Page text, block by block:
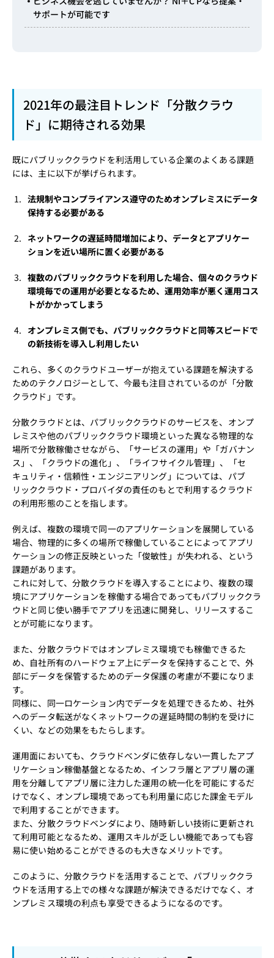
サポートが可能です
2021年の最注目トレンド「分散クラウ
ド」に期待される効果
既にパブリッククラウドを利活用している企業のよくある課題
には、主に以下が挙げられます。
法規制やコンプライアンス遵守のためオンプレミスにデータ
保持する必要がある
ネットワークの遅延時間増加により、データとアプリケー
ションを近い場所に置く必要がある
複数のパブリッククラウドを利用した場合、個々のクラウド
環境毎での運用が必要となるため、運用効率が悪く運用コス
トがかかってしまう
オンプレミス側でも、パブリッククラウドと同等スピードで
の新技術を導入し利用したい
これら、多くのクラウドユーザーが抱えている課題を解決する
ためのテクノロジーとして、今最も注目されているのが「分散
クラウド」です。
分散クラウドとは、パブリッククラウドのサービスを、オンプ
レミスや他のパブリッククラウド環境といった異なる物理的な
場所で分散稼働させながら、「サービスの運用」や「ガバナン
ス」、「クラウドの進化」、「ライフサイクル管理」、「セ
キュリティ・信頼性・エンジニアリング」については、パブ
リッククラウド・プロバイダの責任のもとで利用するクラウド
の利用形態のことを指します。
例えば、複数の環境で同一のアプリケーションを展開している
場合、物理的に多くの場所で稼働していることによってアプリ
ケーションの修正反映といった「俊敏性」が失われる、という
課題があります。
これに対して、分散クラウドを導入することにより、複数の環
境にアプリケーションを稼働する場合であってもパブリッククラ
ウドと同じ使い勝手でアプリを迅速に開発し、リリースするこ
とが可能になります。
また、分散クラウドではオンプレミス環境でも稼働できるた
め、自社所有のハードウェア上にデータを保持することで、外
部にデータを保管するためのデータ保護の考慮が不要になりま
す。
同様に、同一ロケーション内でデータを処理できるため、社外
へのデータ転送がなくネットワークの遅延時間の制約を受けに
くい、などの効果をもたらします。
運用面においても、クラウドベンダに依存しない一貫したアプ
リケーション稼働基盤となるため、インフラ層とアプリ層の運
用を分離してアプリ層に注力した運用の統一化を可能にするだ
けでなく、オンプレ環境であっても利用量に応じた課金モデル
で利用することができます。
また、分散クラウドベンダにより、随時新しい技術に更新され
て利用可能となるため、運用スキルが乏しい機能であっても容
易に使い始めることができるのも大きなメリットです。
このように、分散クラウドを活用することで、パブリッククラ
ウドを活用する上での様々な課題が解決できるだけでなく、オ
ンプレミス環境の利点も享受できるようになるのです。